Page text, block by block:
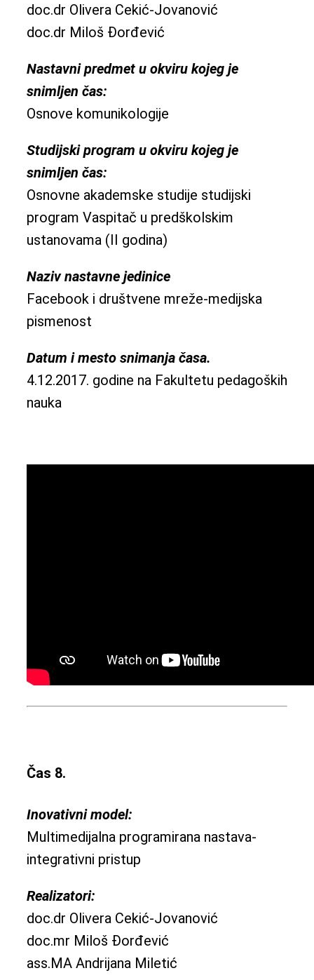
doc.dr Olivera Cekić-Jovanović
doc.dr Miloš Đorđević
Nastavni predmet u okviru kojeg je
snimljen čas:
Osnove komunikologije
Studijski program u okviru kojeg je
snimljen čas:
Osnovne akademske studije studijski
program Vaspitač u predškolskim
ustanovama (II godina)
Naziv nastavne jedinice
Facebook i društvene mreže-medijska
pismenost
Datum i mesto snimanja časa.
4.12.2017. godine na Fakultetu pedagoških
nauka
Čas 8.
Inovativni model:
Multimedijalna programirana nastava-
integrativni pristup
Realizatori:
doc.dr Olivera Cekić-Jovanović
doc.mr Miloš Đorđević
ass.MA Andrijana Miletić